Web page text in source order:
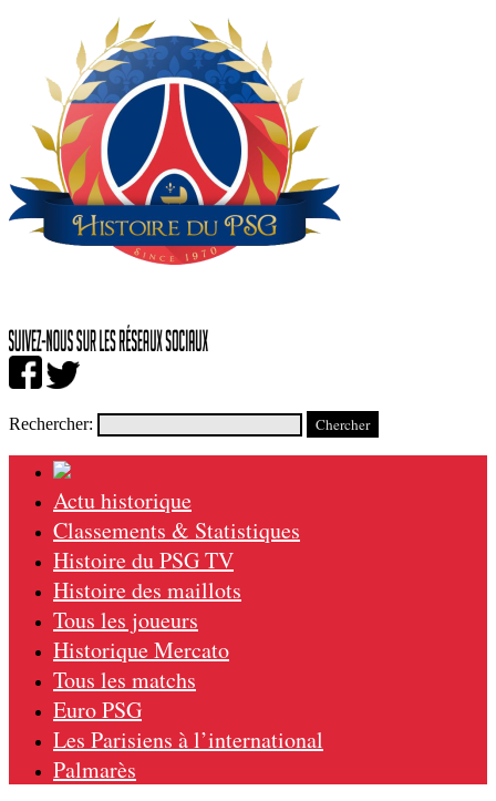
Rechercher:
Actu historique
Classements & Statistiques
Histoire du PSG TV
Histoire des maillots
Tous les joueurs
Historique Mercato
Tous les matchs
Euro PSG
Les Parisiens à l’international
Palmarès